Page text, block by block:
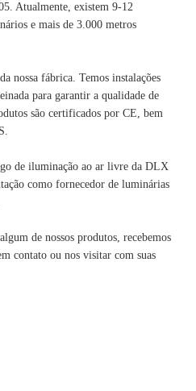
Atualmente, existem 9-12
e mais de 3.000 metros
nossa fábrica. Temos instalações
para garantir a qualidade de
são certificados por CE, bem
de iluminação ao ar livre da DLX
como fornecedor de luminárias
de nossos produtos, recebemos
contato ou nos visitar com suas